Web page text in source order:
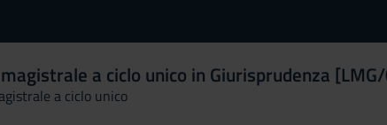
a ciclo unico in Giurisprudenza
a ciclo unico